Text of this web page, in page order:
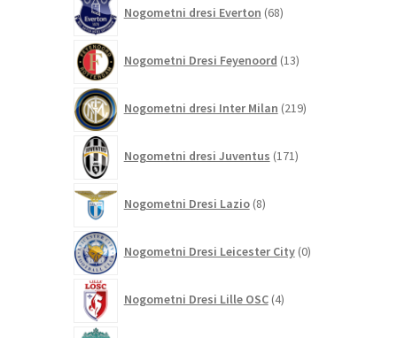
Nogometni dresi Everton 68izdelkov
Nogometni Dresi Feyenoord 13izdelkov
Nogometni dresi Inter Milan 219izdelkov
Nogometni dresi Juventus 171izdelkov
Nogometni Dresi Lazio 8izdelkov
Nogometni Dresi Leicester City 0izdelkov
Nogometni Dresi Lille OSC 4izdelki